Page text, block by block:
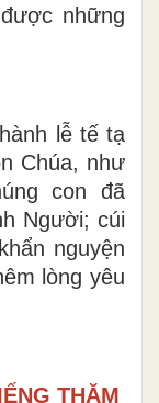
những
lễ tế tạ
Chúa, như
con đã
Người; cúi
nguyện
lòng yêu
THĂM